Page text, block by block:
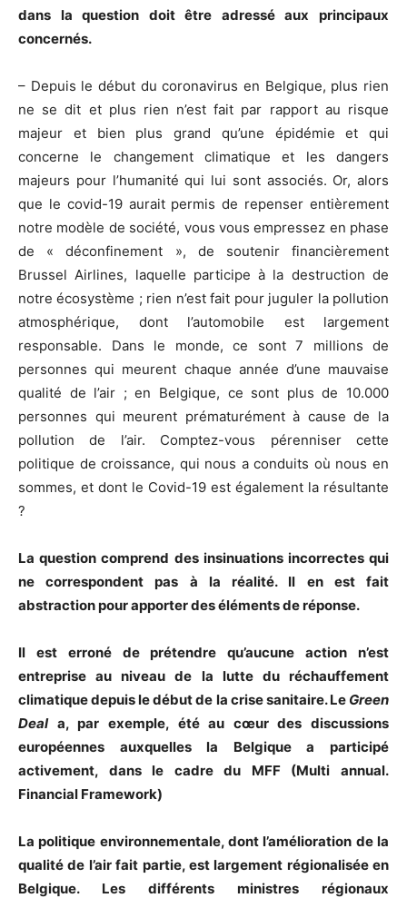
dans la question doit être adressé aux principaux
concernés.
– Depuis le début du coronavirus en Belgique, plus rien
ne se dit et plus rien n’est fait par rapport au risque
majeur et bien plus grand qu’une épidémie et qui
concerne le changement climatique et les dangers
majeurs pour l’humanité qui lui sont associés. Or, alors
que le covid-19 aurait permis de repenser entièrement
notre modèle de société, vous vous empressez en phase
de « déconfinement », de soutenir financièrement
Brussel Airlines, laquelle participe à la destruction de
notre écosystème ; rien n’est fait pour juguler la pollution
atmosphérique, dont l’automobile est largement
responsable. Dans le monde, ce sont 7 millions de
personnes qui meurent chaque année d’une mauvaise
qualité de l’air ; en Belgique, ce sont plus de 10.000
personnes qui meurent prématurément à cause de la
pollution de l’air. Comptez-vous pérenniser cette
politique de croissance, qui nous a conduits où nous en
sommes, et dont le Covid-19 est également la résultante
?
La question comprend des insinuations incorrectes qui
ne correspondent pas à la réalité. Il en est fait
abstraction pour apporter des éléments de réponse.
Il est erroné de prétendre qu’aucune action n’est
entreprise au niveau de la lutte du réchauffement
climatique depuis le début de la crise sanitaire. Le Green
Deal a, par exemple, été au cœur des discussions
européennes auxquelles la Belgique a participé
activement, dans le cadre du MFF (Multi annual.
Financial Framework)
La politique environnementale, dont l’amélioration de la
qualité de l’air fait partie, est largement régionalisée en
Belgique. Les différents ministres régionaux